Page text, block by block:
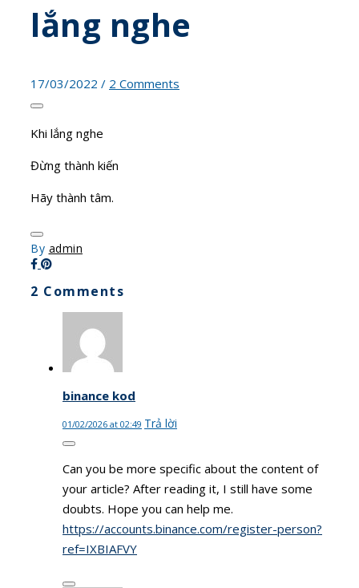
lắng nghe
17/03/2022 / 2 Comments
Khi lắng nghe
Đừng thành kiến
Hãy thành tâm.
By admin
2 Comments
binance kod
01/02/2026 at 02:49 Trả lời
Can you be more specific about the content of
your article? After reading it, I still have some
doubts. Hope you can help me.
https://accounts.binance.com/register-person?
ref=IXBIAFVY